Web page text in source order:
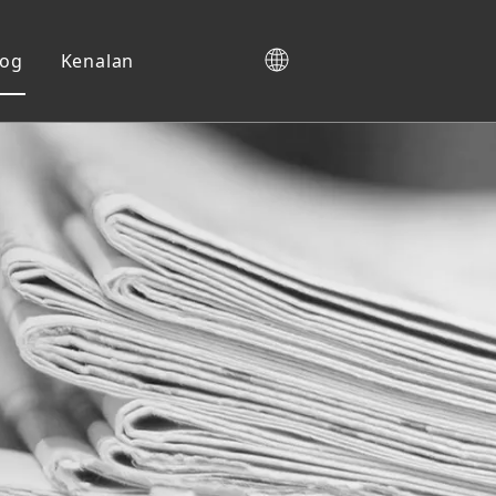
Kenalan